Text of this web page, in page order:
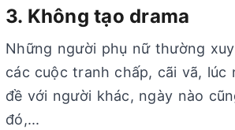
3. Không tạo drama
Những người phụ nữ thường
các cuộc tranh chấp, cãi vã, lúc
đề với người khác, ngày nào
đó,...